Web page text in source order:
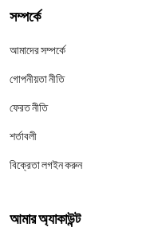
সম্পর্কে
আমাদের সম্পর্কে
গোপনীয়তা নীতি
ফেরত নীতি
শর্তাবলী
বিক্রেতা লগইন করুন
আমার অ্যাকাউন্ট